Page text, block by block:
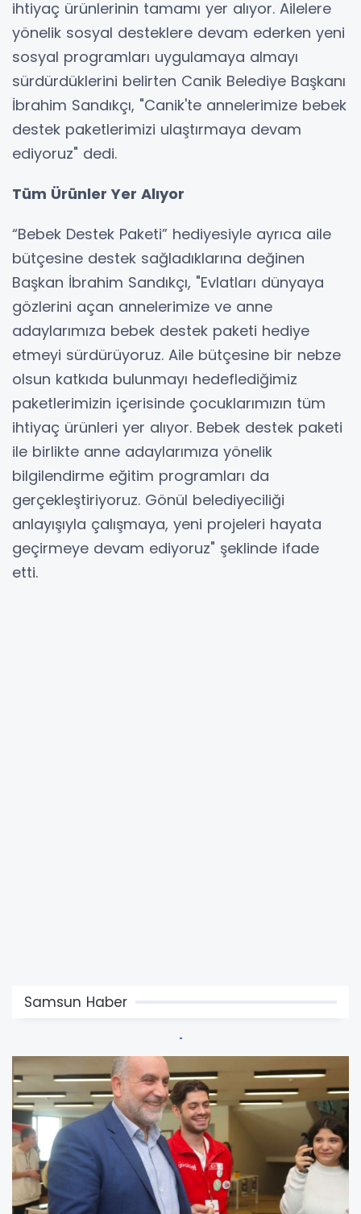
ihtiyaç ürünlerinin tamamı yer alıyor. Ailelere
yönelik sosyal desteklere devam ederken yeni
sosyal programları uygulamaya almayı
sürdürdüklerini belirten Canik Belediye Başkanı
İbrahim Sandıkçı, "Canik'te annelerimize bebek
destek paketlerimizi ulaştırmaya devam
ediyoruz" dedi.
Tüm Ürünler Yer Alıyor
“Bebek Destek Paketi” hediyesiyle ayrıca aile
bütçesine destek sağladıklarına değinen
Başkan İbrahim Sandıkçı, "Evlatları dünyaya
gözlerini açan annelerimize ve anne
adaylarımıza bebek destek paketi hediye
etmeyi sürdürüyoruz. Aile bütçesine bir nebze
olsun katkıda bulunmayı hedeflediğimiz
paketlerimizin içerisinde çocuklarımızın tüm
ihtiyaç ürünleri yer alıyor. Bebek destek paketi
ile birlikte anne adaylarımıza yönelik
bilgilendirme eğitim programları da
gerçekleştiriyoruz. Gönül belediyeciliği
anlayışıyla çalışmaya, yeni projeleri hayata
geçirmeye devam ediyoruz" şeklinde ifade
etti.
Samsun Haber